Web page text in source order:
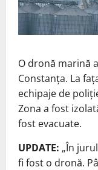
O dronă marină
Constanța. La
echipaje de
Zona a fost
fost evacuate.
UPDATE: „În
fi fost o dronă.